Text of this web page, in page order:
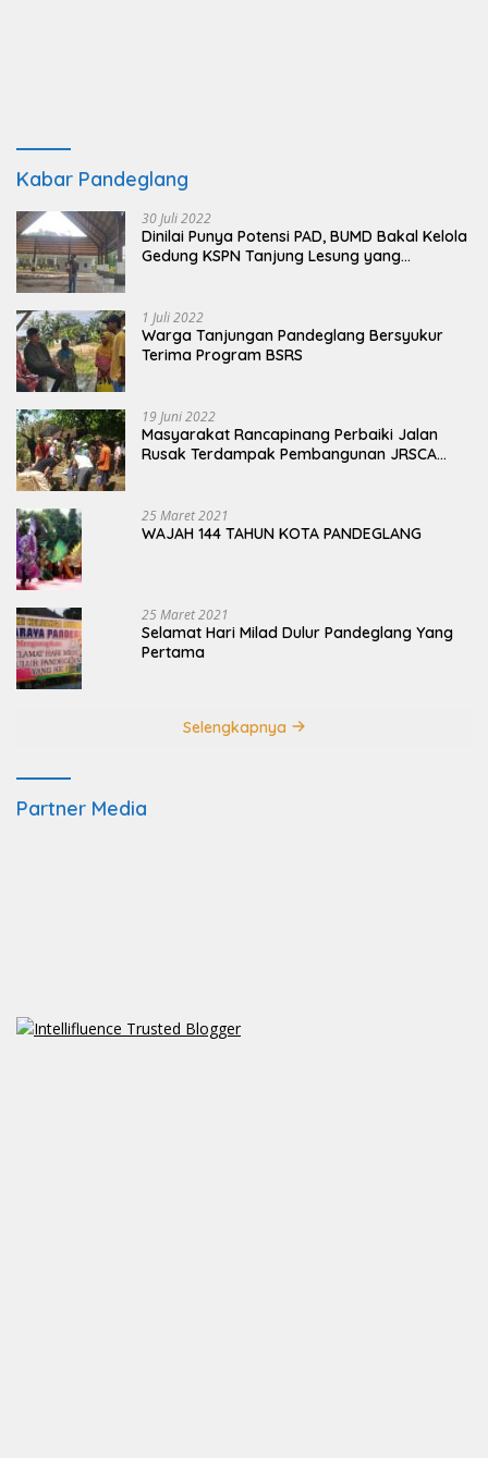
Kabar Pandeglang
30 Juli 2022
Dinilai Punya Potensi PAD, BUMD Bakal Kelola
Gedung KSPN Tanjung Lesung yang
1 Juli 2022
Warga Tanjungan Pandeglang Bersyukur
Terima Program BSRS
19 Juni 2022
Masyarakat Rancapinang Perbaiki Jalan
Rusak Terdampak Pembangunan JRSCA
25 Maret 2021
WAJAH 144 TAHUN KOTA PANDEGLANG
25 Maret 2021
Selamat Hari Milad Dulur Pandeglang Yang
Pertama
Selengkapnya
Partner Media